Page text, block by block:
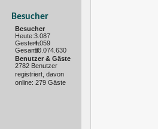
Besucher
Besucher
Heute:3.087
Gestern:4.059
Gesamt:10.074.630
Benutzer & Gäste
2782 Benutzer
registriert, davon
online: 279 Gäste